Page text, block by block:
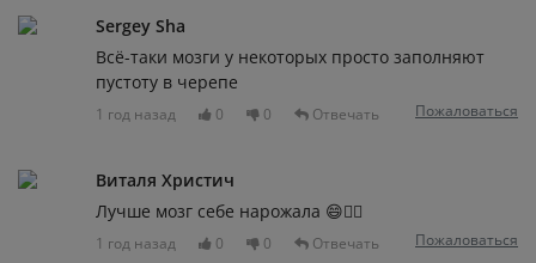
Sergey Sha
Всё-таки мозги у некоторых просто заполняют
пустоту в черепе
1 год назад 0 0 Отвечать Пожаловаться
Виталя Христич
Лучше мозг себе нарожала 😄🤦‍♂️
1 год назад 0 0 Отвечать Пожаловаться